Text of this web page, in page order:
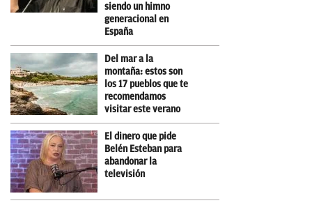
siendo un himno
generacional en
España
Del mar a la
montaña: estos son
los 17 pueblos que te
recomendamos
visitar este verano
El dinero que pide
Belén Esteban para
abandonar la
televisión